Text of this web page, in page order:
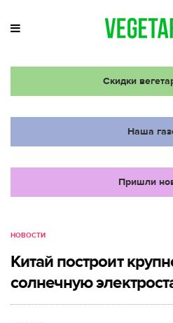
Скидки
Наша
Пришли
НОВОСТИ
Китай построит
солнечную